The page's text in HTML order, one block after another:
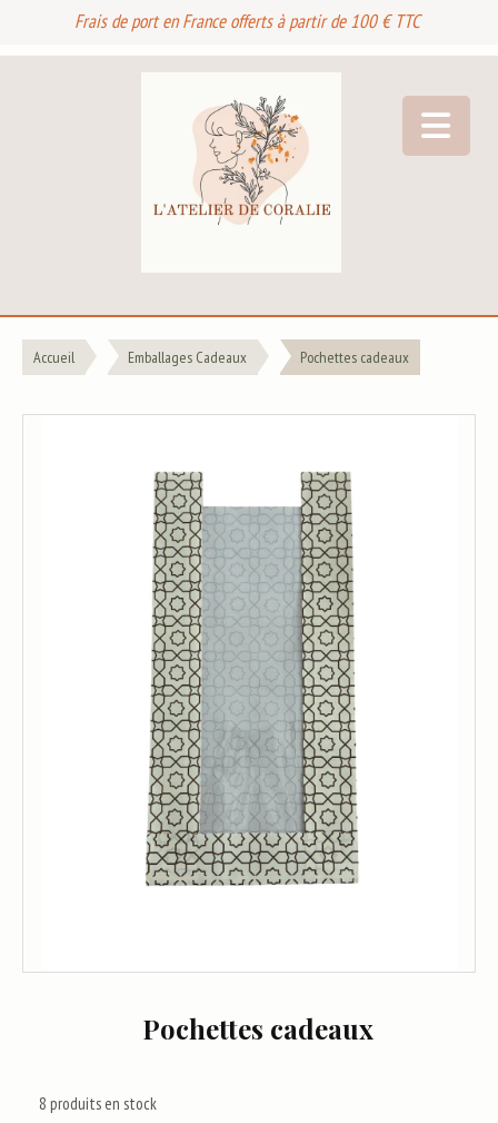
Frais de port en France offerts à partir de 100 € TTC
Accueil Emballages Cadeaux Pochettes cadeaux
Pochettes cadeaux
8 produits en stock